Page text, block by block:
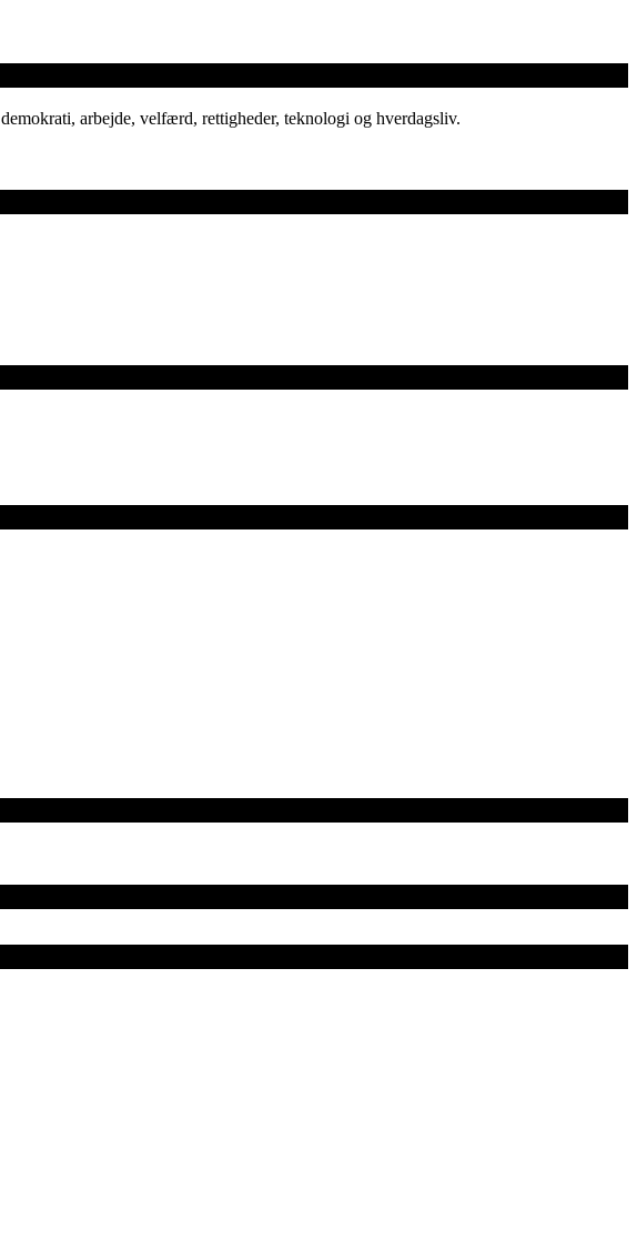
arbejde, velfærd, rettigheder, teknologi og hverdagsliv.